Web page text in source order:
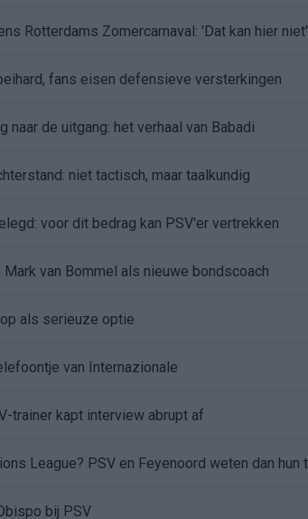
Rotterdams Zomercarnaval: 'Dat kan hier niet'
fans eisen defensieve versterkingen
naar de uitgang: het verhaal van Babadi
niet tactisch, maar taalkundig
voor dit bedrag kan PSV'er vertrekken
van Bommel als nieuwe bondscoach
als serieuze optie
van Internazionale
trainer kapt interview abrupt af
bij PSV